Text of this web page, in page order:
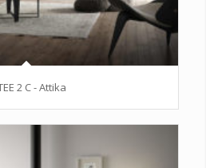
2 C - Attika